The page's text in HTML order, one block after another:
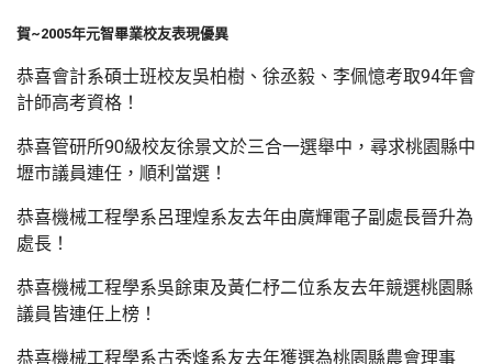
賀~2005年元智畢業校友表現優異
恭喜會計系碩士班校友吳柏樹、徐丞毅、李佩憶考取94年會
計師高考資格！
恭喜管研所90級校友徐景文於三合一選舉中，尋求桃園縣中
壢市議員連任，順利當選！
恭喜機械工程學系呂理煌系友去年由廣輝電子副處長晉升為
處長！
恭喜機械工程學系吳餘東及黃仁杼二位系友去年競選桃園縣
議員皆連任上榜！
恭喜機械工程學系古秀烽系友去年獲選為桃園縣農會理事